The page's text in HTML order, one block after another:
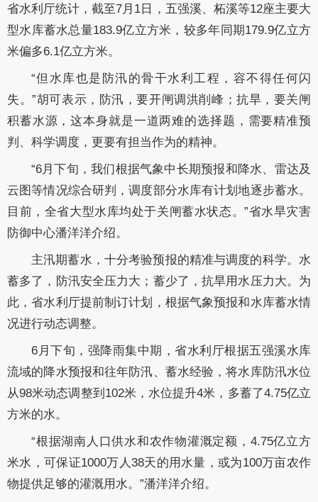
省水利厅统计，截至7月1日，五强溪、柘溪等12座主要大
型水库蓄水总量183.9亿立方米，较多年同期179.9亿立方
米偏多6.1亿立方米。
“但水库也是防汛的骨干水利工程，容不得任何闪
失。”胡可表示，防汛，要开闸调洪削峰；抗旱，要关闸
积蓄水源，这本身就是一道两难的选择题，需要精准预
判、科学调度，更要有担当作为的精神。
“6月下旬，我们根据气象中长期预报和降水、雷达及
云图等情况综合研判，调度部分水库有计划地逐步蓄水。
目前，全省大型水库均处于关闸蓄水状态。”省水旱灾害
防御中心潘洋洋介绍。
主汛期蓄水，十分考验预报的精准与调度的科学。水
蓄多了，防汛安全压力大；蓄少了，抗旱用水压力大。为
此，省水利厅提前制订计划，根据气象预报和水库蓄水情
况进行动态调整。
6月下旬，强降雨集中期，省水利厅根据五强溪水库
流域的降水预报和往年防汛、蓄水经验，将水库防汛水位
从98米动态调整到102米，水位提升4米，多蓄了4.75亿立
方米的水。
“根据湖南人口供水和农作物灌溉定额，4.75亿立方
米水，可保证1000万人38天的用水量，或为100万亩农作
物提供足够的灌溉用水。”潘洋洋介绍。